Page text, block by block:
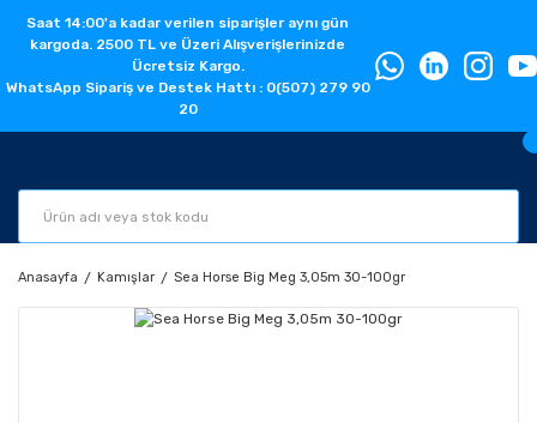
Saat 14:00'a kadar verilen siparişler aynı gün
kargoda. 2500 TL ve Üzeri Alışverişlerinizde
Ücretsiz Kargo.
WhatsApp Sipariş ve Destek Hattı : 0(507) 279 90
20
Anasayfa Kamışlar Sea Horse Big Meg 3,05m 30-100gr